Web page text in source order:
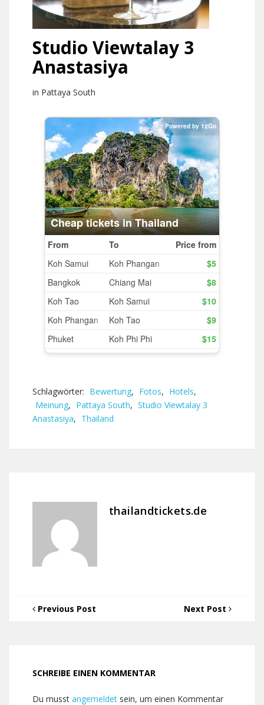
Studio Viewtalay 3
Anastasiya
in Pattaya South
Schlagwörter: Bewertung, Fotos, Hotels,
Meinung, Pattaya South, Studio Viewtalay 3
Anastasiya, Thailand
thailandtickets.de
Previous Post Next Post
SCHREIBE EINEN KOMMENTAR
Du musst angemeldet sein, um einen Kommentar